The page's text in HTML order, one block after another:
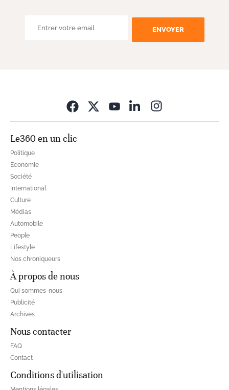
ENVOYER
Le360 en un clic
Politique
Economie
Société
International
Culture
Médias
Automobile
People
Lifestyle
Nos chroniqueurs
À propos de nous
Qui sommes-nous
Publicité
Archives
Nous contacter
FAQ
Contact
Conditions d'utilisation